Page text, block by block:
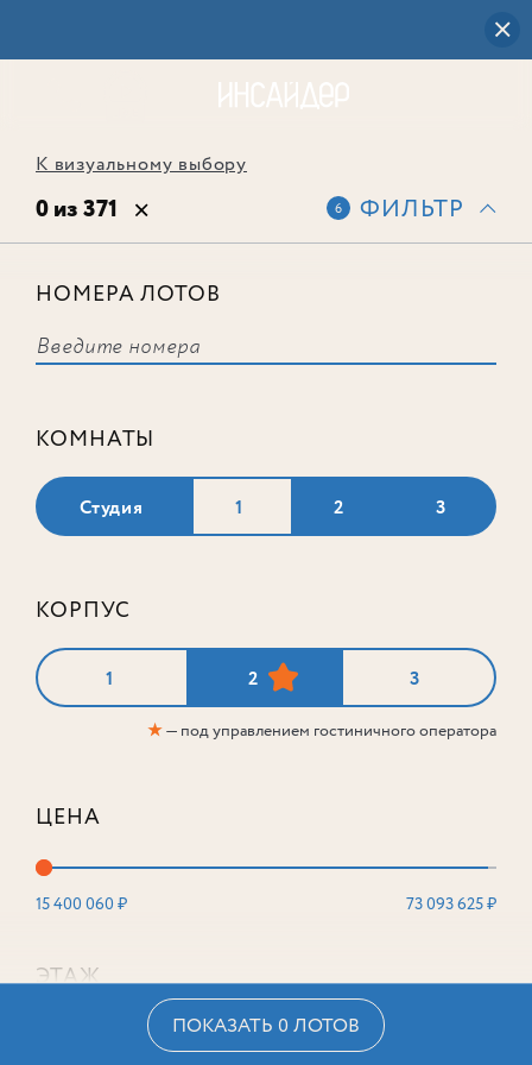
К визуальному выбору
0 из 371 6 ФИЛЬТР
НОМЕРА ЛОТОВ
КОМНАТЫ
Студия 1 2 3
КОРПУС
1 2 3
★— под управлением гостиничного оператора
ЦЕНА
15 400 060 ₽ 73 093 625 ₽
ЭТАЖ
ПОКАЗАТЬ 0 ЛОТОВ
соответствует ни одного лота